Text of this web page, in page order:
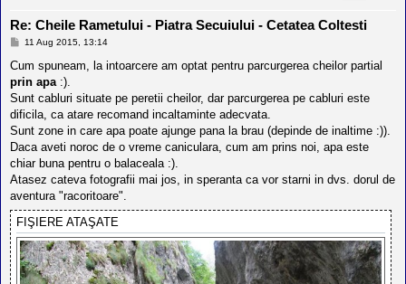
Re: Cheile Rametului - Piatra Secuiului - Cetatea Coltesti
M
s
j
11 Aug 2015, 13:14
Cum spuneam, la intoarcere am optat pentru parcurgerea cheilor partial
prin apa:).
Sunt cabluri situate pe peretii cheilor, dar parcurgerea pe cabluri este
dificila, ca atare recomand incaltaminte adecvata.
Sunt zone in care apa poate ajunge pana la brau (depinde de inaltime :)).
Daca aveti noroc de o vreme caniculara, cum am prins noi, apa este
chiar buna pentru o balaceala :).
Atasez cateva fotografii mai jos, in speranta ca vor starni in dvs. dorul de
aventura "racoritoare".
FIŞIERE ATAŞATE